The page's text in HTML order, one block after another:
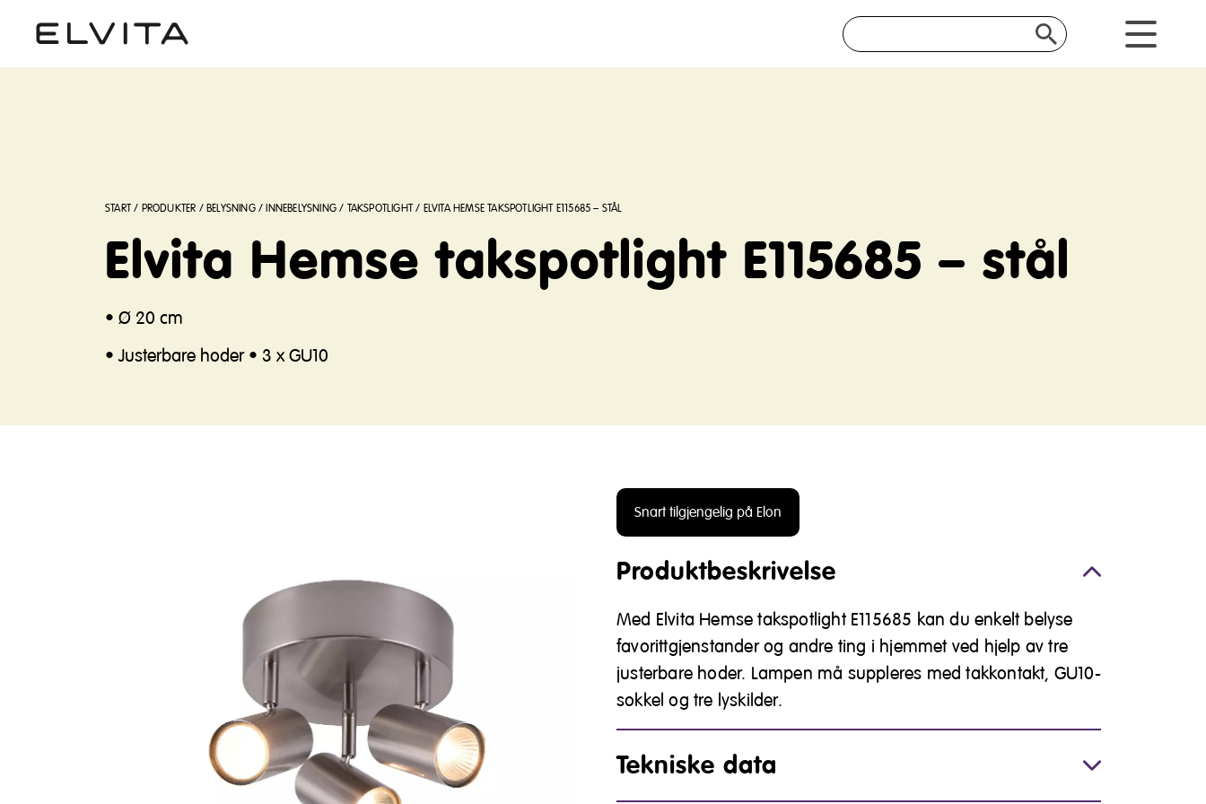
START/ PRODUKTER /BELYSNING/INNEBELYSNING / TAKSPOTLIGHT/ ELVITA HEMSE TAKSPOTLIGHT E115685 – STÅL
Elvita Hemse takspotlight E115685 – stål
• Ø 20 cm
• Justerbare hoder • 3 x GU10
Snart tilgjengelig på Elon
Produktbeskrivelse
Med Elvita Hemse takspotlight E115685 kan du enkelt belyse
favorittgjenstander og andre ting i hjemmet ved hjelp av tre
justerbare hoder. Lampen må suppleres med takkontakt, GU10-
sokkel og tre lyskilder.
Tekniske data